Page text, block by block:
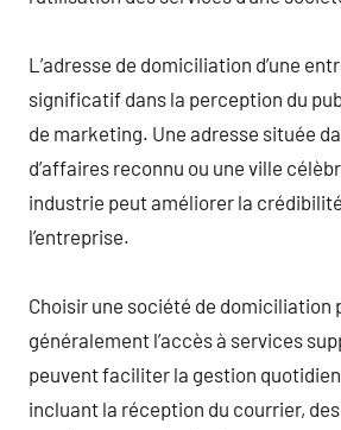
L’adresse de domiciliation d’une
significatif dans la perception du
de marketing. Une adresse située
d’affaires reconnu ou une ville
industrie peut améliorer la
l’entreprise.
Choisir une société de domiciliation
généralement l’accès à services
peuvent faciliter la gestion
incluant la réception du courrier,